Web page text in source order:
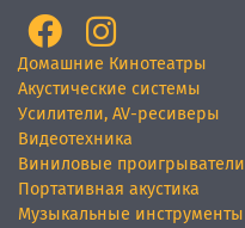
Домашние Кинотеатры
Акустические системы
Усилители, AV-ресиверы
Видеотехника
Виниловые проигрыватели
Портативная акустика
Музыкальные инструменты